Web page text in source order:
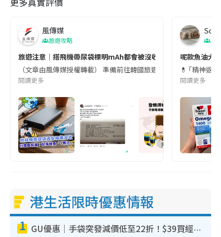
風傳媒
旅遊攻略
旅遊注意｜搭飛機帶尿袋標明mAh都會被沒收😱出發前切記檢查
（文章由風傳媒授權轉載） 準備前往韓國旅遊的民眾，近期要
閱讀更多
Soul
呢款魚油大
💊 ｢精神返
閱讀更多
港生活限時優惠情報
1 GU優惠｜手袋突發減價低至22折！$39買經典波士頓包/餃子袋！飾物同步減價$29起！